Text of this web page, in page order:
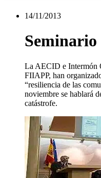
14/11/2013
Seminario
La AECID e Intermón
FIIAPP, han
“resiliencia de las
noviembre se hablará
catástrofe.